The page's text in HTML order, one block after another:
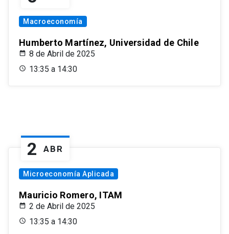
Macroeconomía
Humberto Martínez, Universidad de Chile
8 de Abril de 2025
13:35 a 14:30
2 ABR
Microeconomía Aplicada
Mauricio Romero, ITAM
2 de Abril de 2025
13:35 a 14:30